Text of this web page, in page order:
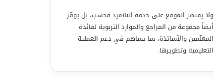
ولا يقتصر الموقع على خدمة التلاميذ فحسب، بل يوفّر
أيضاً مجموعة من المراجع والموارد التربوية لفائدة
المعلّمين والأساتذة، بما يساهم في دعم العملية
التعليمية وتطويرها.